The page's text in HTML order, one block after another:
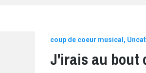
coup de coeur musical
J'irais au bout